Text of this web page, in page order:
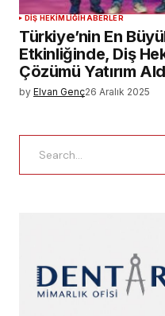
DIŞ HEKIMLIĞIHABERLER
Türkiye’nin En
Etkinliğinde, Diş
Çözümü Yatırım
by Elvan Genç26 Aralık 2025